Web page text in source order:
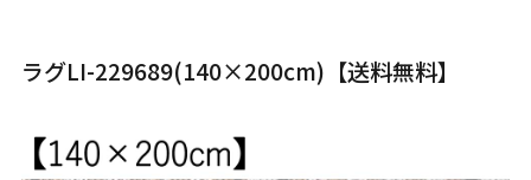
ラグLI-229689(140×200cm)【送料無料】